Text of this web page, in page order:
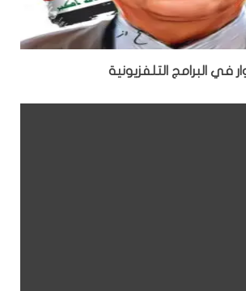
في البرامج التلفزيونية